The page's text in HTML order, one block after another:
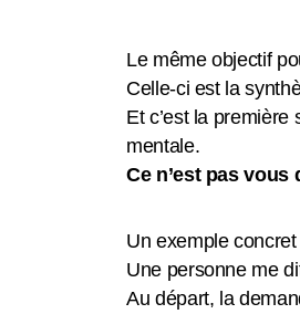
Le même objectif
Celle-ci est la
Et c’est la
mentale.
Ce n’est pas vous
Un exemple
Une personne me
Au départ, la